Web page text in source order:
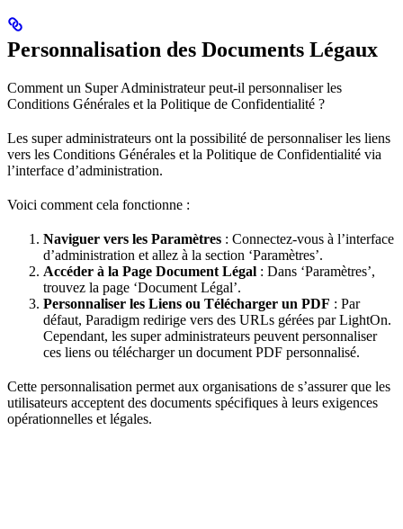
Personnalisation des Documents Légaux
Comment un Super Administrateur peut-il personnaliser les
Conditions Générales et la Politique de Confidentialité ?
Les super administrateurs ont la possibilité de personnaliser les liens
vers les Conditions Générales et la Politique de Confidentialité via
l’interface d’administration.
Voici comment cela fonctionne :
Naviguer vers les Paramètres : Connectez-vous à l’interface
d’administration et allez à la section ‘Paramètres’.
Accéder à la Page Document Légal : Dans ‘Paramètres’,
trouvez la page ‘Document Légal’.
Personnaliser les Liens ou Télécharger un PDF : Par
défaut, Paradigm redirige vers des URLs gérées par LightOn.
Cependant, les super administrateurs peuvent personnaliser
ces liens ou télécharger un document PDF personnalisé.
Cette personnalisation permet aux organisations de s’assurer que les
utilisateurs acceptent des documents spécifiques à leurs exigences
opérationnelles et légales.